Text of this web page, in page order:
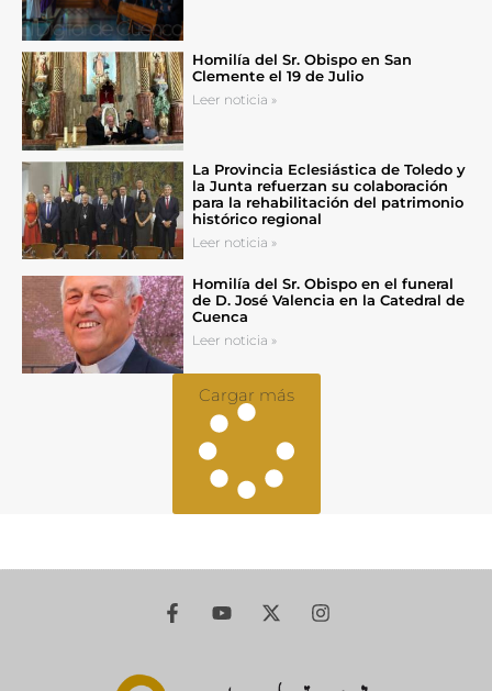
Homilía del Sr. Obispo en San
Clemente el 19 de Julio
Leer noticia »
La Provincia Eclesiástica de Toledo y
la Junta refuerzan su colaboración
para la rehabilitación del patrimonio
histórico regional
Leer noticia »
Homilía del Sr. Obispo en el funeral
de D. José Valencia en la Catedral de
Cuenca
Leer noticia »
Cargar más